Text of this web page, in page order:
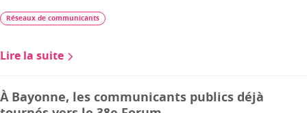
Lire la suite
Réseaux de communicants
À Bayonne, les communicants publics déjà